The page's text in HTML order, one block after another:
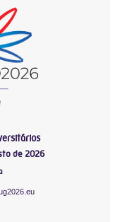
de 2026